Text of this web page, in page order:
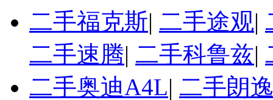
二手福克斯| 二手途观|
二手速腾| 二手科鲁兹|
二手奥迪A4L| 二手朗